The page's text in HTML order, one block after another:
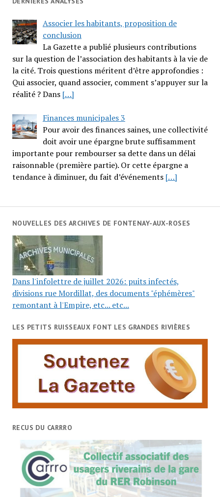
Associer les habitants, proposition de
conclusion
La Gazette a publié plusieurs contributions
sur la question de l’association des habitants à la vie de
la cité. Trois questions méritent d’être approfondies :
Qui associer, quand associer, comment s’appuyer sur la
réalité ? Dans […]
Finances municipales 3
Pour avoir des finances saines, une collectivité
doit avoir une épargne brute suffisamment
importante pour rembourser sa dette dans un délai
raisonnable (première partie). Or cette épargne a
tendance à diminuer, du fait d’événements […]
NOUVELLES DES ARCHIVES DE FONTENAY-AUX-ROSES
Dans l'infolettre de juillet 2026: puits infectés,
divisions rue Mordillat, des documents "éphémères"
remontant à l'Empire, etc... etc...
LES PETITS RUISSEAUX FONT LES GRANDES RIVIÈRES
RECUS DU CARRRO